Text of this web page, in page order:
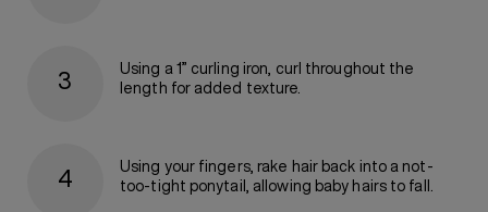
Using a 1” curling iron, curl throughout the
length for added texture.
Using your fingers, rake hair back into a not-
too-tight ponytail, allowing baby hairs to fall.